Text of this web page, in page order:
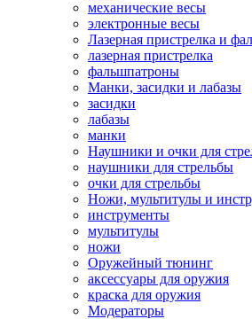
механические весы
электронные весы
Лазерная пристрелка и
лазерная пристрелка
фальшпатроны
Манки, засидки и лабазы
засидки
лабазы
манки
Наушники и очки для
наушники для стрельбы
очки для стрельбы
Ножи, мультитулы и
инструменты
мультитулы
ножи
Оружейный тюнинг
аксессуары для оружия
краска для оружия
Модераторы